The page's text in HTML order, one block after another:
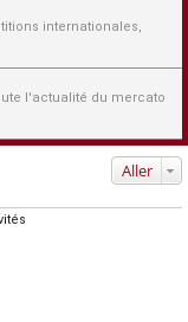
internationales,
l'actualité du mercato
Aller